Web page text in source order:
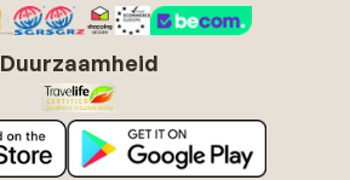
Duurzaamheid